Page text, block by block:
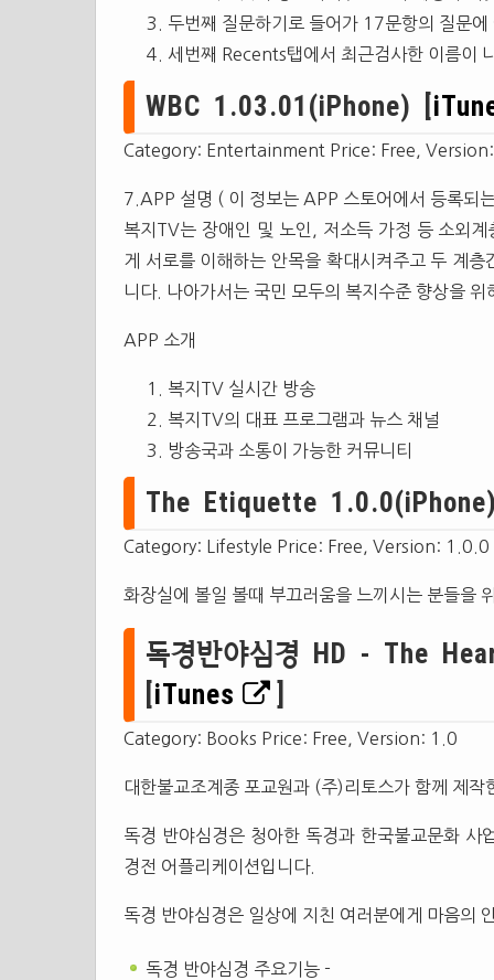
두번째 질문하기로 들어가 17문항의 질문
세번째 Recents탭에서 최근검사한 이름이
WBC 1.03.01(iPhone) [
Category: Entertainment Price: Free,
7.APP 설명 ( 이 정보는 APP 스토어에서 등록되
복지TV는 장애인 및 노인, 저소득 가정 등 소외
게 서로를 이해하는 안목을 확대시켜주고 두 계
니다. 나아가서는 국민 모두의 복지수준 향상을 위
APP 소개
복지TV 실시간 방송
복지TV의 대표 프로그램과 뉴스 채널
방송국과 소통이 가능한 커뮤니티
The Etiquette
Category: Lifestyle Price: Free, Version: 1.0.0
화장실에 볼일 볼때 부끄러움을 느끼시는 분들을
독경반야심경 HD - The
iTunes
Category: Books Price: Free, Version: 1.0
대한불교조계종 포교원과 (주)리토스가 함께 제
독경 반야심경은 청아한 독경과 한국불교문화
경전 어플리케이션입니다.
독경 반야심경은 일상에 지친 여러분에게 마음의
독경 반야심경 주요기능 -